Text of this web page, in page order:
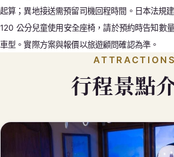
起算；異地接送需預留司機回程時間。日本法規
120 公分兒童使用安全座椅，請於預約時告知數
車型。實際方案與報價以旅遊顧問確認為準。
ATTRACTIONS
行程景點